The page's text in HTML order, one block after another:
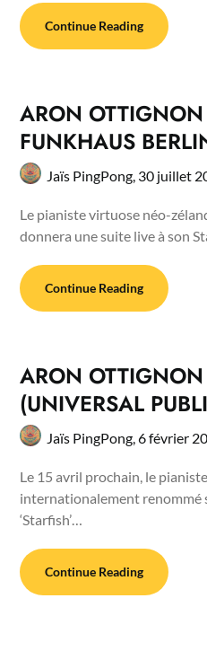
Continue Reading
ARON
FUNKHAUS
Jaïs PingPong, 30 juillet
Le pianiste virtuose néo-
donnera une suite live à son
Continue Reading
ARON OTTIGNON
(UNIVERSAL
Jaïs PingPong,6 février
Le 15 avril prochain, le
internationalement renommé
‘Starfish’…
Continue Reading